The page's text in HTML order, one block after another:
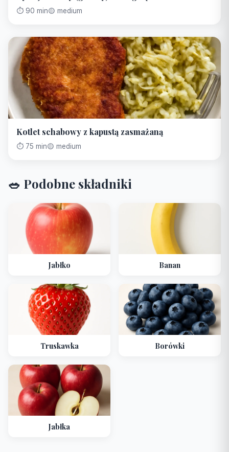
⏱️ 90 min🟡 medium
Kotlet schabowy z kapustą zasmażaną
⏱️ 75 min🟡 medium
🥗 Podobne składniki
Jabłko Banan
Truskawka Borówki
Jabłka